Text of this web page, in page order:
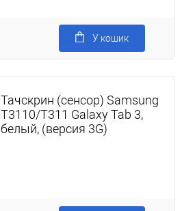
У кошик
Тачскрин (сенсор) Samsung
T3110/T311 Galaxy Tab 3,
белый, (версия 3G)